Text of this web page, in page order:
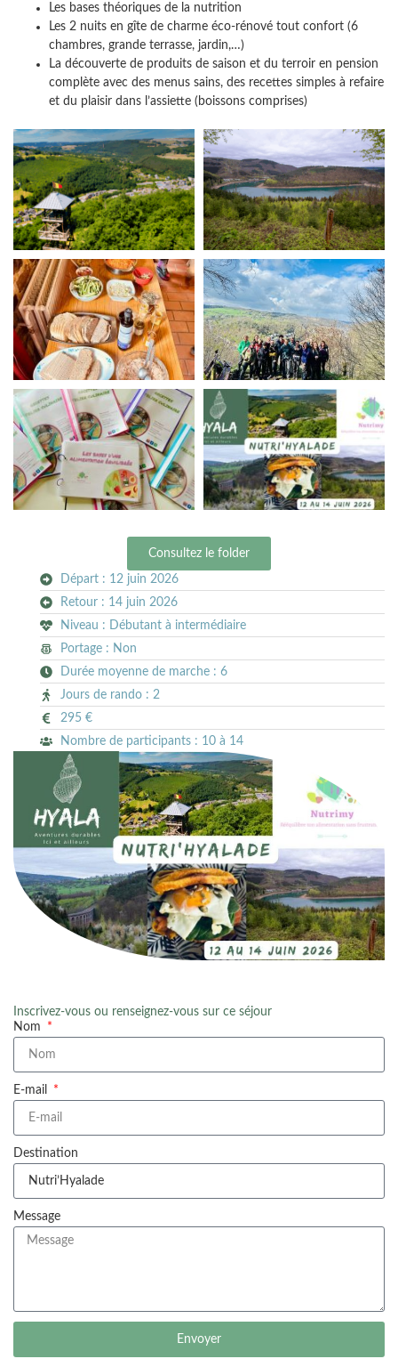
Les bases théoriques de la nutrition
Les 2 nuits en gîte de charme éco-rénové tout confort (6
chambres, grande terrasse, jardin,…)
La découverte de produits de saison et du terroir en pension
complète avec des menus sains, des recettes simples à refaire
et du plaisir dans l’assiette (boissons comprises)
Départ : 12 juin 2026
Retour : 14 juin 2026
Niveau : Débutant à intermédiaire
Portage : Non
Durée moyenne de marche : 6
Jours de rando : 2
295 €
Nombre de participants : 10 à 14
Consultez le folder
Inscrivez-vous ou renseignez-vous sur ce séjour
Nom
E-mail
Destination
Message
Envoyer